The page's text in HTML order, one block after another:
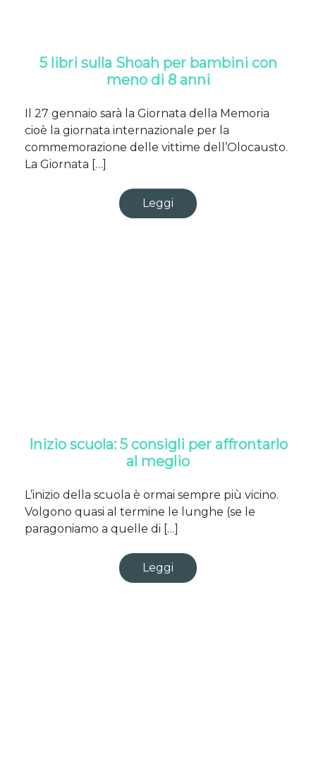
5 libri sulla Shoah per bambini con
meno di 8 anni
Il 27 gennaio sarà la Giornata della Memoria
cioè la giornata internazionale per la
commemorazione delle vittime dell’Olocausto.
La Giornata […]
Leggi
Inizio scuola: 5 consigli per affrontarlo
al meglio
L’inizio della scuola è ormai sempre più vicino.
Volgono quasi al termine le lunghe (se le
paragoniamo a quelle di […]
Leggi